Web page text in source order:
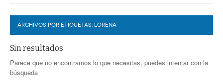
GÓMEZ PALACIO
LERDO
DURANGO
DEPORTES
PROGRAMAS
EXA
COLABORADORES
ARCHIVOS POR ETIQUETAS: LORENA
Sin resultados
Parece que no encontramos lo que necesitas, puedes intentar con la
búsqueda